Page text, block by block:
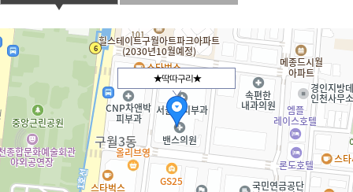
★딱따구리★